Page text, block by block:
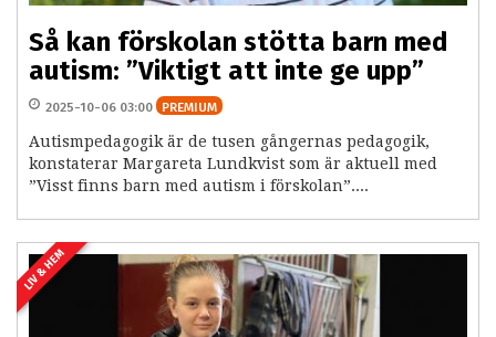
Så kan förskolan stötta barn med
autism: ”Viktigt att inte ge upp”
2025-10-06 03:00 PREMIUM
Autismpedagogik är de tusen gångernas pedagogik,
konstaterar Margareta Lundkvist som är aktuell med
”Visst finns barn med autism i förskolan”....
LIV & HEM